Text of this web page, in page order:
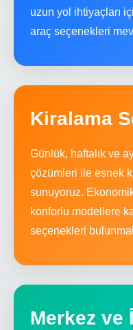
uzun yol ihtiyaçları
araç seçenekleri
Kiralama
Günlük, haftalık ve
çözümleri ile esnek
sunuyoruz.
konforlu modellere
seçenekleri
Merkez ve